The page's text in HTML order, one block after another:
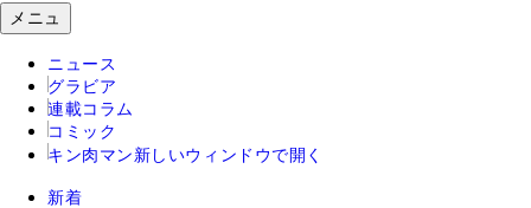
メニュ
ニュース
グラビア
連載コラム
コミック
キン肉マン 新しいウィンドウで開く
新着